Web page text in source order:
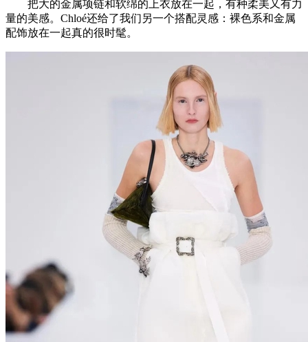
把大的金属项链和软绵的上衣放在一起，有种柔美又有力
量的美感。Chloé还给了我们另一个搭配灵感：裸色系和金属
配饰放在一起真的很时髦。